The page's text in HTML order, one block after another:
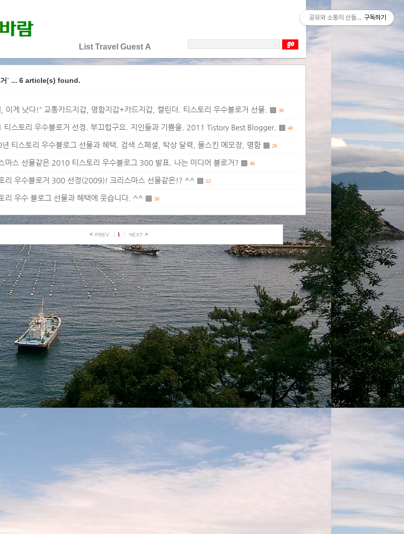
List Travel Guest A
' ... 6 article(s) found.
이게 낫다!" 교통카드지갑, 명함지갑+카드지갑, 캘린더. 티스토리 우수블로거 선물. ▩ 30
스토리 우수블로거 선정. 부끄럽구요. 지인들과 기쁨을. 2011 Tistory Best Blogger. ▩ 48
티스토리 우수블로그 선물과 혜택. 검색 스페셜, 탁상 달력, 몰스킨 메모장, 명함 ▩ 26
마스 선물같은 2010 티스토리 우수블로그 300 발표. 나는 미디어 블로거? ▩ 46
리 우수블로거 300 선정(2009)! 크리스마스 선물같은!? ^^ ▩ 52
리 우수 블로그 선물과 혜택에 웃습니다. ^^ ▩ 30
PREV 1 NEXT
공유와 소통의 산들바람구독하기